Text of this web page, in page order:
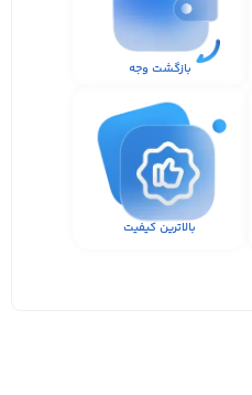
بازگشت وجه
بالاترین کیفیت